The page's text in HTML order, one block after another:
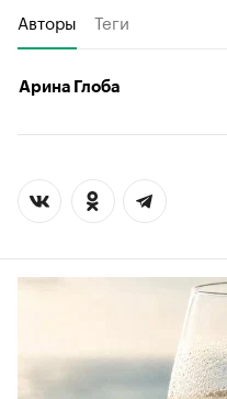
Авторы Теги
Арина Глоба